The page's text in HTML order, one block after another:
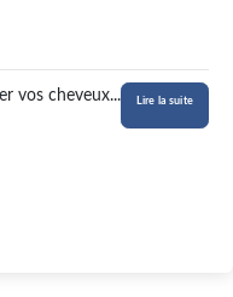
vos cheveux... Lire la suite